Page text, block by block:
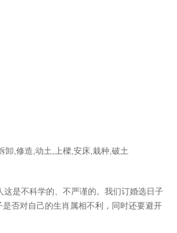
卸,修造,动土,上樑,安床,栽种,破土
是不科学的、不严谨的。我们订婚选日子
否对自己的生肖属相不利，同时还要避开